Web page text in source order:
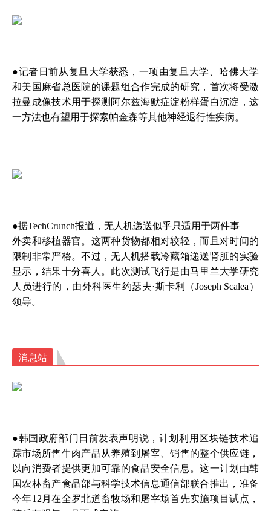
●记者日前从复旦大学获悉，一项由复旦大学、哈佛大学
和美国麻省总医院的课题组合作完成的研究，首次将受激
拉曼成像技术用于探测阿尔兹海默症淀粉样蛋白沉淀，这
一方法也有望用于探索帕金森等其他神经退行性疾病。
●据TechCrunch报道，无人机递送似乎只适用于两件事——
外卖和移植器官。这两种货物都相对较轻，而且对时间的
限制非常严格。不过，无人机搭载冷藏箱递送肾脏的实验
显示，结果十分喜人。此次测试飞行是由马里兰大学研究
人员进行的，由外科医生约瑟夫·斯卡利（Joseph Scalea）
领导。
消息站
●韩国政府部门日前发表声明说，计划利用区块链技术追
踪市场所售牛肉产品从养殖到屠宰、销售的整个供应链，
以向消费者提供更加可靠的食品安全信息。这一计划由韩
国农林畜产食品部与科学技术信息通信部联合推出，准备
今年12月在全罗北道畜牧场和屠宰场首先实施项目试点，